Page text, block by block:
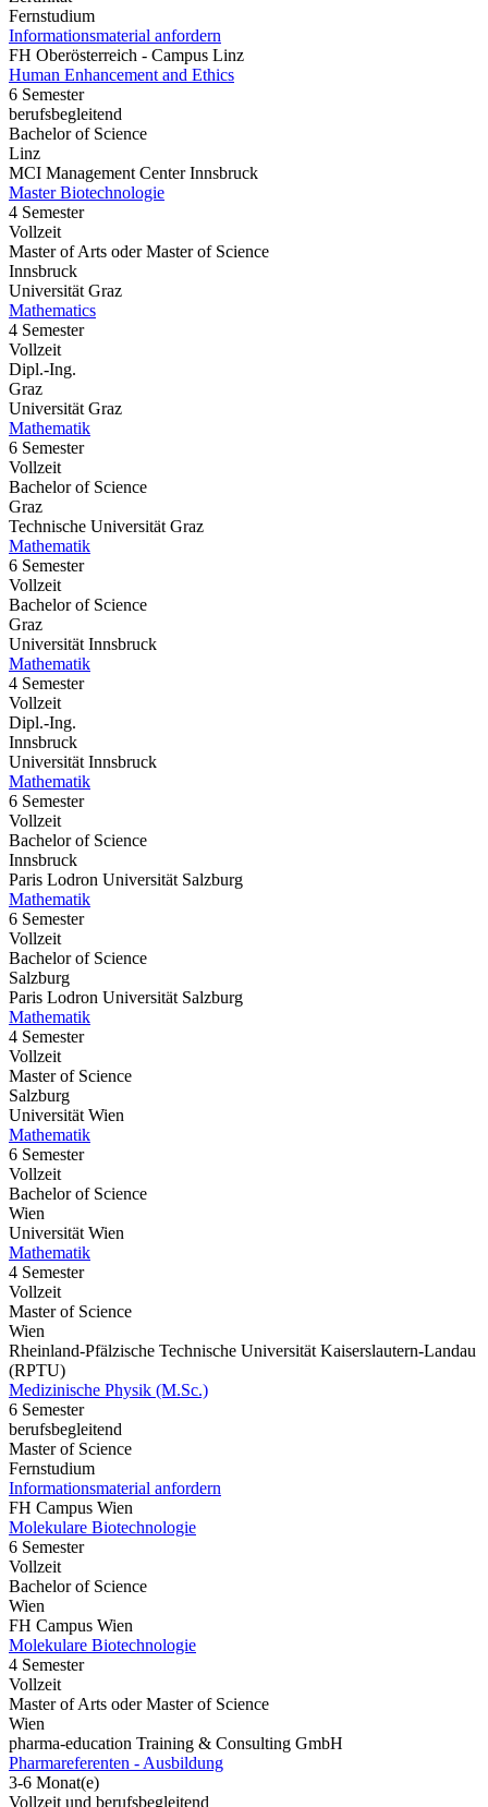
Fernstudium
Informationsmaterial anfordern
FH Oberösterreich - Campus Linz
Human Enhancement and Ethics
6 Semester
berufsbegleitend
Bachelor of Science
Linz
MCI Management Center Innsbruck
Master Biotechnologie
4 Semester
Vollzeit
Master of Arts oder Master of Science
Innsbruck
Universität Graz
Mathematics
4 Semester
Vollzeit
Dipl.-Ing.
Graz
Universität Graz
Mathematik
6 Semester
Vollzeit
Bachelor of Science
Graz
Technische Universität Graz
Mathematik
6 Semester
Vollzeit
Bachelor of Science
Graz
Universität Innsbruck
Mathematik
4 Semester
Vollzeit
Dipl.-Ing.
Innsbruck
Universität Innsbruck
Mathematik
6 Semester
Vollzeit
Bachelor of Science
Innsbruck
Paris Lodron Universität Salzburg
Mathematik
6 Semester
Vollzeit
Bachelor of Science
Salzburg
Paris Lodron Universität Salzburg
Mathematik
4 Semester
Vollzeit
Master of Science
Salzburg
Universität Wien
Mathematik
6 Semester
Vollzeit
Bachelor of Science
Wien
Universität Wien
Mathematik
4 Semester
Vollzeit
Master of Science
Wien
Rheinland-Pfälzische Technische Universität Kaiserslautern-Landau
(RPTU)
Medizinische Physik (M.Sc.)
6 Semester
berufsbegleitend
Master of Science
Fernstudium
Informationsmaterial anfordern
FH Campus Wien
Molekulare Biotechnologie
6 Semester
Vollzeit
Bachelor of Science
Wien
FH Campus Wien
Molekulare Biotechnologie
4 Semester
Vollzeit
Master of Arts oder Master of Science
Wien
pharma-education Training & Consulting GmbH
Pharmareferenten - Ausbildung
3-6 Monat(e)
Vollzeit und berufsbegleitend